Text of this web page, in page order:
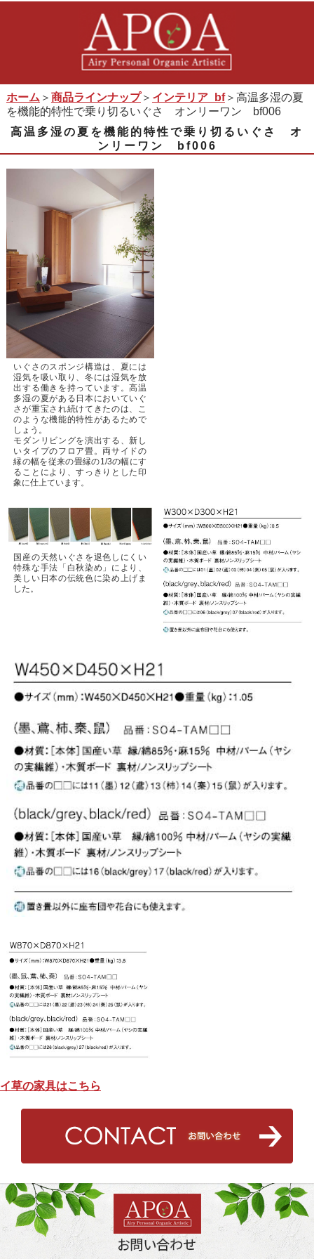
ホーム ＞ 商品ラインナップ＞ インテリア_bf＞高温多湿の夏
を機能的特性で乗り切るいぐさ オンリーワン bf006
高温多湿の夏を機能的特性で乗り切るいぐさ オ
ンリーワン bf006
いぐさのスポンジ構造は、夏には
湿気を吸い取り、冬には湿気を放
出する働きを持っています。高温
多湿の夏がある日本においていぐ
さが重宝され続けてきたのは、こ
のような機能的特性があるためで
しょう。
モダンリビングを演出する、新し
いタイプのフロア畳。両サイドの
縁の幅を従来の畳縁の1/3の幅にす
ることにより、すっきりとした印
象に仕上ています。
国産の天然いぐさを退色しにくい
特殊な手法「白秋染め」により、
美しい日本の伝統色に染め上げま
した。
イ草の家具はこちら